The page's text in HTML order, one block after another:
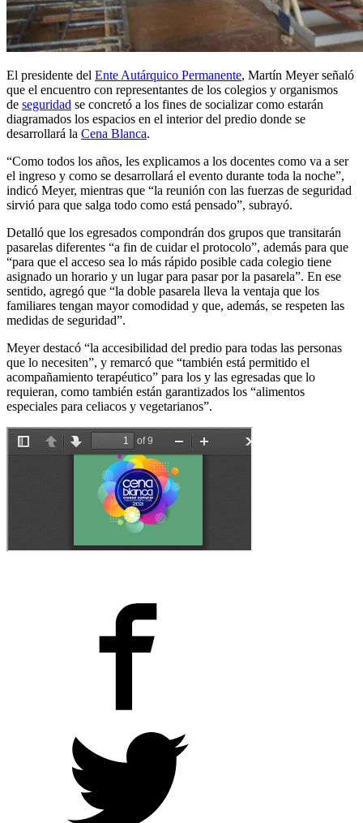
El presidente del Ente Autárquico Permanente, Martín Meyer señaló
que el encuentro con representantes de los colegios y organismos
de seguridad se concretó a los fines de socializar como estarán
diagramados los espacios en el interior del predio donde se
desarrollará la Cena Blanca.
“Como todos los años, les explicamos a los docentes como va a ser
el ingreso y como se desarrollará el evento durante toda la noche”,
indicó Meyer, mientras que “la reunión con las fuerzas de seguridad
sirvió para que salga todo como está pensado”, subrayó.
Detalló que los egresados compondrán dos grupos que transitarán
pasarelas diferentes “a fin de cuidar el protocolo”, además para que
“para que el acceso sea lo más rápido posible cada colegio tiene
asignado un horario y un lugar para pasar por la pasarela”. En ese
sentido, agregó que “la doble pasarela lleva la ventaja que los
familiares tengan mayor comodidad y que, además, se respeten las
medidas de seguridad”.
Meyer destacó “la accesibilidad del predio para todas las personas
que lo necesiten”, y remarcó que “también está permitido el
acompañamiento terapéutico” para los y las egresadas que lo
requieran, como también están garantizados los “alimentos
especiales para celiacos y vegetarianos”.